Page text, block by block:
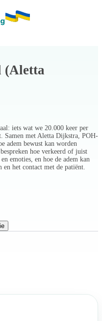
(Aletta
iets wat we 20.000 keer per
Samen met Aletta Dijkstra, POH-
adem bewust kan worden
hoe verkeerd of juist
emoties, en hoe de adem kan
het contact met de patiënt.